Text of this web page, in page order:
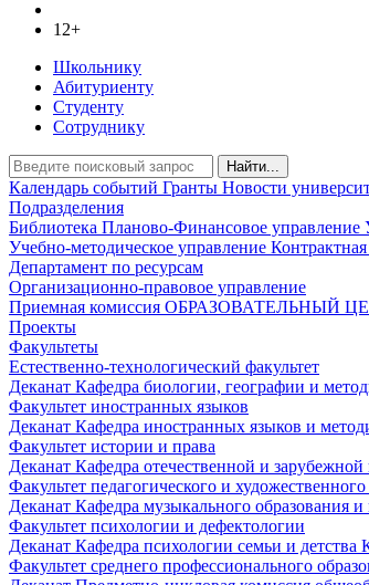
12+
Школьнику
Абитуриенту
Студенту
Сотруднику
Найти...
Календарь событий Гранты Новости
Подразделения
Библиотека Планово-Финансовое управление
Учебно-методическое управление
Департамент по ресурсам
Организационно-правовое управление
Приемная комиссия ОБРАЗОВАТЕЛЬНЫЙ
Проекты
Факультеты
Естественно-технологический факультет
Деканат Кафедра биологии, географии и
Факультет иностранных языков
Деканат Кафедра иностранных языков и
Факультет истории и права
Деканат Кафедра отечественной и
Факультет педагогического и
Деканат Кафедра музыкального образования
Факультет психологии и дефектологии
Деканат Кафедра психологии семьи и детства
Факультет среднего профессионального